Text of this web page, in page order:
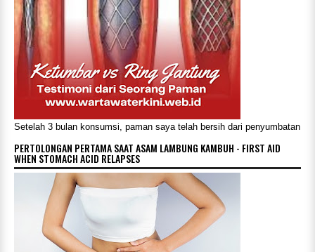
Setelah 3 bulan konsumsi, paman saya telah bersih dari penyumbatan
PERTOLONGAN PERTAMA SAAT ASAM LAMBUNG KAMBUH - FIRST AID
WHEN STOMACH ACID RELAPSES